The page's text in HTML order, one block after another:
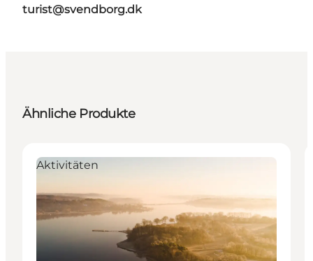
turist@svendborg.dk
Ähnliche Produkte
Aktivitäten